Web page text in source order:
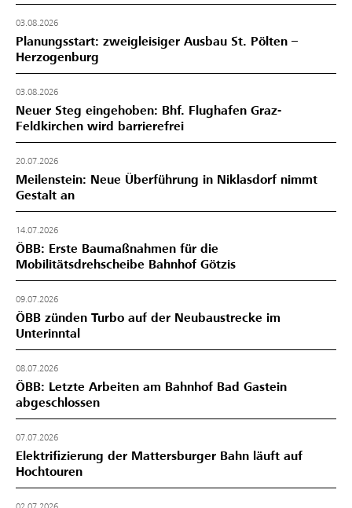
03.08.2026
Planungsstart: zweigleisiger Ausbau St. Pölten –
Herzogenburg
03.08.2026
Neuer Steg eingehoben: Bhf. Flughafen Graz-
Feldkirchen wird barrierefrei
20.07.2026
Meilenstein: Neue Überführung in Niklasdorf nimmt
Gestalt an
14.07.2026
ÖBB: Erste Baumaßnahmen für die
Mobilitätsdrehscheibe Bahnhof Götzis
09.07.2026
ÖBB zünden Turbo auf der Neubaustrecke im
Unterinntal
08.07.2026
ÖBB: Letzte Arbeiten am Bahnhof Bad Gastein
abgeschlossen
07.07.2026
Elektrifizierung der Mattersburger Bahn läuft auf
Hochtouren